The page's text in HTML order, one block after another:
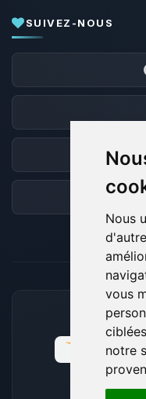
Nous
vous
notre
SUIVEZ-NOUS
MOYENS